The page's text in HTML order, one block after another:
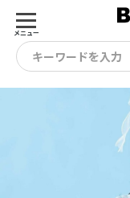
メニュー
キーワードを入力